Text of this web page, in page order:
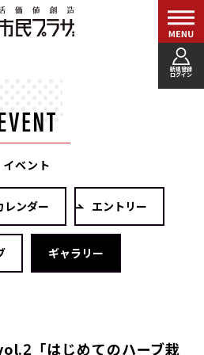
新規登録
ログイン
イベント
レンダー エントリー
ギャラリー
「はじめてのハーブ栽